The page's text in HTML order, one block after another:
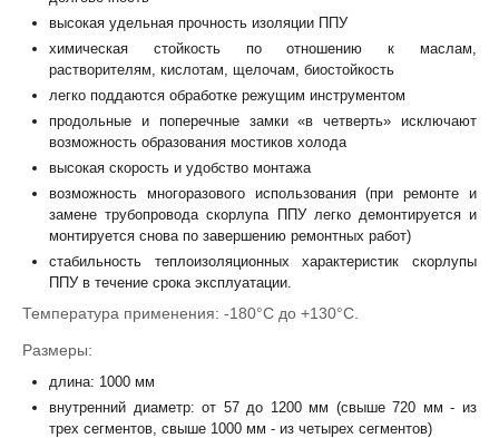
высокая удельная прочность изоляции ППУ
химическая стойкость по отношению к маслам,
растворителям, кислотам, щелочам, биостойкость
легко поддаются обработке режущим инструментом
продольные и поперечные замки «в четверть» исключают
возможность образования мостиков холода
высокая скорость и удобство монтажа
возможность многоразового использования (при ремонте и
замене трубопровода скорлупа ППУ легко демонтируется и
монтируется снова по завершению ремонтных работ)
стабильность теплоизоляционных характеристик скорлупы
ППУ в течение срока эксплуатации.
Температура применения: -180°С до +130°С.
Размеры:
длина: 1000 мм
внутренний диаметр: от 57 до 1200 мм (свыше 720 мм - из
трех сегментов, свыше 1000 мм - из четырех сегментов)